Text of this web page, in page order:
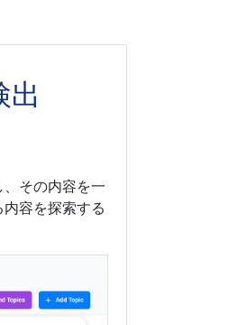
出
その内容を一
容を探索する